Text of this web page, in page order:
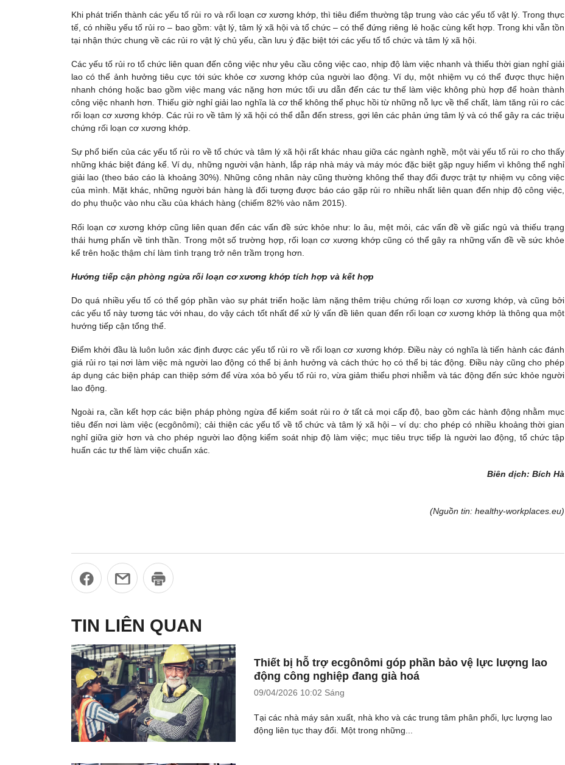
Khi phát triển thành các yếu tố rủi ro và rối loạn cơ xương khớp, thì tiêu điểm thường tập trung vào các yếu tố vật lý. Trong thực
tế, có nhiều yếu tố rủi ro – bao gồm: vật lý, tâm lý xã hội và tổ chức – có thể đứng riêng lẻ hoặc cùng kết hợp. Trong khi vẫn tồn
tại nhận thức chung về các rủi ro vật lý chủ yếu, cần lưu ý đặc biệt tới các yếu tố tổ chức và tâm lý xã hội.
Các yếu tố rủi ro tổ chức liên quan đến công việc như yêu cầu công việc cao, nhịp độ làm việc nhanh và thiếu thời gian nghỉ giải
lao có thể ảnh hưởng tiêu cực tới sức khỏe cơ xương khớp của người lao động. Ví dụ, một nhiệm vụ có thể được thực hiện
nhanh chóng hoặc bao gồm việc mang vác nặng hơn mức tối ưu dẫn đến các tư thế làm việc không phù hợp để hoàn thành
công việc nhanh hơn. Thiếu giờ nghỉ giải lao nghĩa là cơ thể không thể phục hồi từ những nỗ lực về thể chất, làm tăng rủi ro các
rối loạn cơ xương khớp. Các rủi ro về tâm lý xã hội có thể dẫn đến stress, gợi lên các phản ứng tâm lý và có thể gây ra các triệu
chứng rối loạn cơ xương khớp.
Sự phổ biến của các yếu tố rủi ro về tổ chức và tâm lý xã hội rất khác nhau giữa các ngành nghề, một vài yếu tố rủi ro cho thấy
những khác biệt đáng kể. Ví dụ, những người vận hành, lắp ráp nhà máy và máy móc đặc biệt gặp nguy hiểm vì không thể nghỉ
giải lao (theo báo cáo là khoảng 30%). Những công nhân này cũng thường không thể thay đổi được trật tự nhiệm vụ công việc
của mình. Mặt khác, những người bán hàng là đối tượng được báo cáo gặp rủi ro nhiều nhất liên quan đến nhịp độ công việc,
do phụ thuộc vào nhu cầu của khách hàng (chiếm 82% vào năm 2015).
Rối loạn cơ xương khớp cũng liên quan đến các vấn đề sức khỏe như: lo âu, mệt mỏi, các vấn đề về giấc ngủ và thiếu trạng
thái hưng phấn về tinh thần. Trong một số trường hợp, rối loạn cơ xương khớp cũng có thể gây ra những vấn đề về sức khỏe
kể trên hoặc thậm chí làm tình trạng trở nên trầm trọng hơn.
Hướng tiếp cận phòng ngừa rối loạn cơ xương khớp tích hợp và kết hợp
Do quá nhiều yếu tố có thể góp phần vào sự phát triển hoặc làm nặng thêm triệu chứng rối loạn cơ xương khớp, và cũng bởi
các yếu tố này tương tác với nhau, do vậy cách tốt nhất để xử lý vấn đề liên quan đến rối loạn cơ xương khớp là thông qua một
hướng tiếp cận tổng thể.
Điểm khởi đầu là luôn luôn xác định được các yếu tố rủi ro về rối loạn cơ xương khớp. Điều này có nghĩa là tiến hành các đánh
giá rủi ro tại nơi làm việc mà người lao động có thể bị ảnh hưởng và cách thức họ có thể bị tác động. Điều này cũng cho phép
áp dụng các biện pháp can thiệp sớm để vừa xóa bỏ yếu tố rủi ro, vừa giảm thiểu phơi nhiễm và tác động đến sức khỏe người
lao động.
Ngoài ra, cần kết hợp các biện pháp phòng ngừa để kiểm soát rủi ro ở tất cả mọi cấp độ, bao gồm các hành động nhằm mục
tiêu đến nơi làm việc (ecgônômi); cải thiện các yếu tố về tổ chức và tâm lý xã hội – ví dụ: cho phép có nhiều khoảng thời gian
nghỉ giữa giờ hơn và cho phép người lao động kiểm soát nhịp độ làm việc; mục tiêu trực tiếp là người lao động, tổ chức tập
huấn các tư thế làm việc chuẩn xác.
Biên dịch: Bích Hà
(Nguồn tin: healthy-workplaces.eu)
TIN LIÊN QUAN
Thiết bị hỗ trợ ecgônômi góp phần bảo vệ lực lượng lao
động công nghiệp đang già hoá
09/04/2026 10:02 Sáng
Tại các nhà máy sản xuất, nhà kho và các trung tâm phân phối, lực lượng lao
động liên tục thay đổi. Một trong những...